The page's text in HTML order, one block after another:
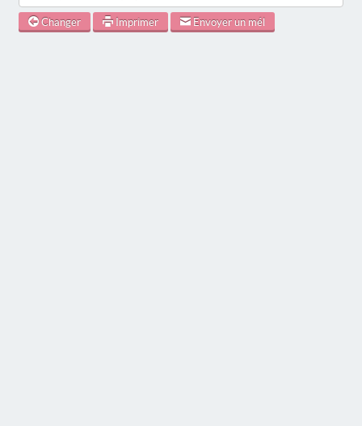
Changer Imprimer Envoyer un mél